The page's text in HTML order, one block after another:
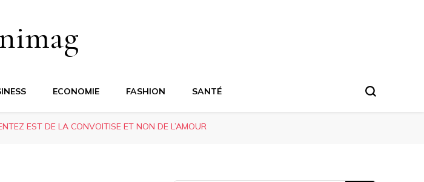
ECONOMIE FASHION SANTÉ
EST DE LA CONVOITISE ET NON DE L’AMOUR